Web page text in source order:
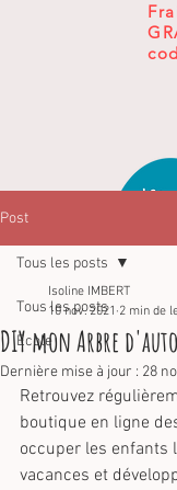
Post
Tous les posts
Ecole
Tous les posts
DIY mon Arbre
Isoline IMBERT
10 nov. 2021 2 min de
Dernière mise à jour : 28
Retrouvez
boutique en ligne
occuper les enfants
vacances et